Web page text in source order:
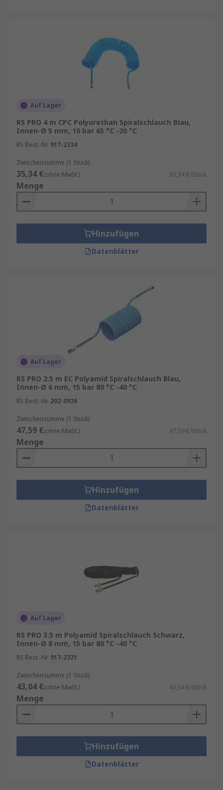
Auf Lager
RS PRO 4 m CPC Polyurethan Spiralschlauch Blau,
Innen-Ø 5 mm, 10 bar 65 °C -20 °C
RS Best.-Nr. 917-2334
Zwischensumme (1 Stück)
35,34 €(ohne MwSt.) 35,34 €/Stück
Menge
Hinzufügen
Datenblätter
Auf Lager
RS PRO 2.5 m EC Polyamid Spiralschlauch Blau,
Innen-Ø 6 mm, 15 bar 80 °C -40 °C
RS Best.-Nr. 202-0926
Zwischensumme (1 Stück)
47,59 €(ohne MwSt.) 47,59 €/Stück
Menge
Hinzufügen
Datenblätter
Auf Lager
RS PRO 3.5 m Polyamid Spiralschlauch Schwarz,
Innen-Ø 8 mm, 15 bar 80 °C -40 °C
RS Best.-Nr. 917-2321
Zwischensumme (1 Stück)
43,04 €(ohne MwSt.) 43,04 €/Stück
Menge
Hinzufügen
Datenblätter